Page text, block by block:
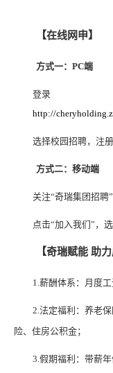
【在线网申】
方式一：PC端
登录
http://
选择校园招聘，注
方式二：移动端
关注“奇瑞集团招聘
点击“加入我们”，
【奇瑞赋能 助
1. 薪酬体系：月度工
2. 法定福利：养老
险、住房公积金；
3. 假期福利：带薪